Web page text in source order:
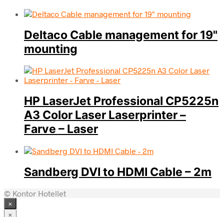
Deltaco Cable management for 19"
mounting
HP LaserJet Professional CP5225n
A3 Color Laser Laserprinter –
Farve – Laser
Sandberg DVI to HDMI Cable – 2m
© Kontor Hotellet
×
×